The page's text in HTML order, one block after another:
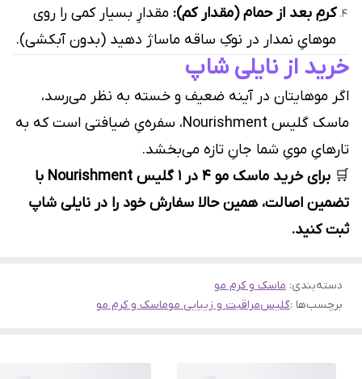
کرمِ بعد از حمام (مقدار کم): مقدارِ بسیار کمی را روی
موهایِ نمدار در نوکِ ساقه ماساژ دهید (بدون آبکشی).
خرید از نایلی شاپ
اگر موهایتان در آینه ضعیف و خسته به نظر می‌رسد،
ماسک گلیس Nourishment، سفره‌یِ ضیافتی است که به
تارهایِ مویِ شما جانِ تازه می‌بخشد.
🛒
برای خرید ماسک مو 4 در 1 گلیس Nourishment با
تضمین اصالت، همین حالا سفارش خود را در نایلی شاپ
ثبت کنید.
دسته‌بندی: ماسک و کرم مو
برچسب‌ها :گلیسمراقبت و زیبایی موماسک و کرم مو